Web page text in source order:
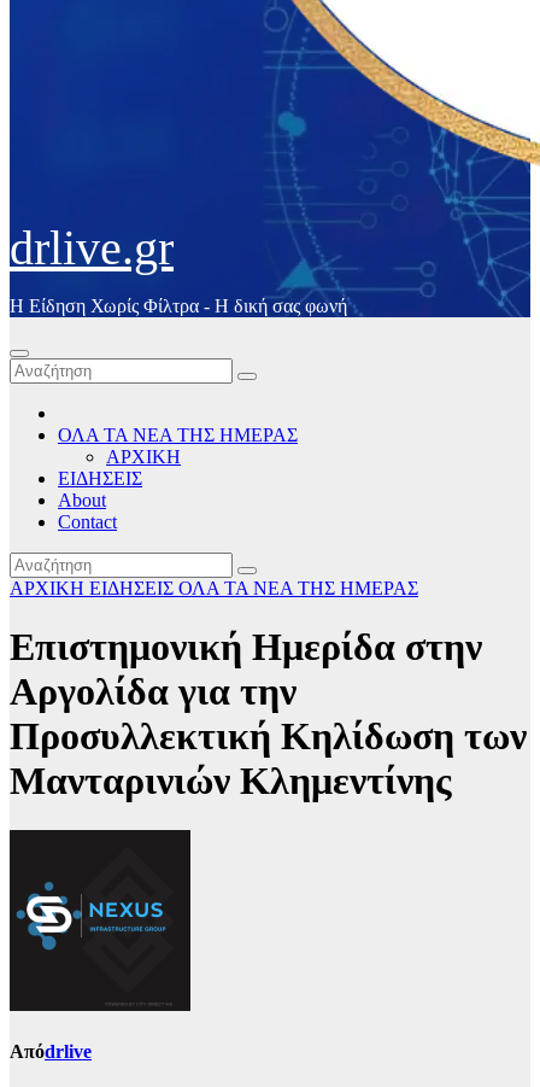
drlive.gr
Η Είδηση Χωρίς Φίλτρα - H δική σας φωνή
ΟΛΑ ΤΑ ΝΕΑ ΤΗΣ ΗΜΕΡΑΣ
ΑΡΧΙΚΗ
ΕΙΔΗΣΕΙΣ
About
Contact
ΑΡΧΙΚΗ ΕΙΔΗΣΕΙΣ ΟΛΑ ΤΑ ΝΕΑ ΤΗΣ ΗΜΕΡΑΣ
Επιστημονική Ημερίδα στην
Αργολίδα για την
Προσυλλεκτική Κηλίδωση των
Μανταρινιών Κλημεντίνης
Απόdrlive